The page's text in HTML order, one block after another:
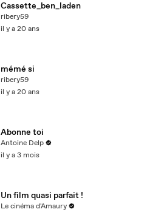
Cassette_ben_laden
ribery59
il y a 20 ans
mémé si
ribery59
il y a 20 ans
Abonne toi
Antoine Delp
il y a 3 mois
Un film quasi parfait !
Le cinéma d'Amaury